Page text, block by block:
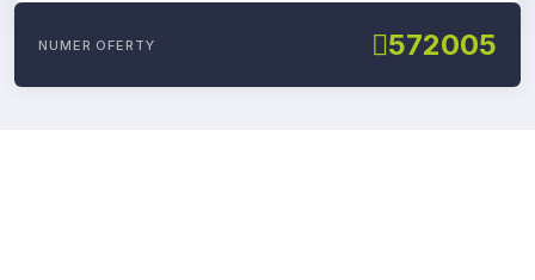
NUMER OFERTY 572005